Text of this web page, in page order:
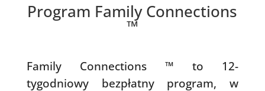
Program Family Connections
™
Family Connections ™ to 12-
tygodniowy bezpłatny program, w